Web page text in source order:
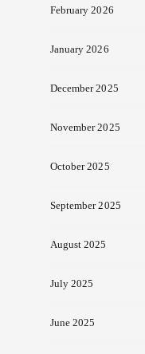
February 2026
January 2026
December 2025
November 2025
October 2025
September 2025
August 2025
July 2025
June 2025